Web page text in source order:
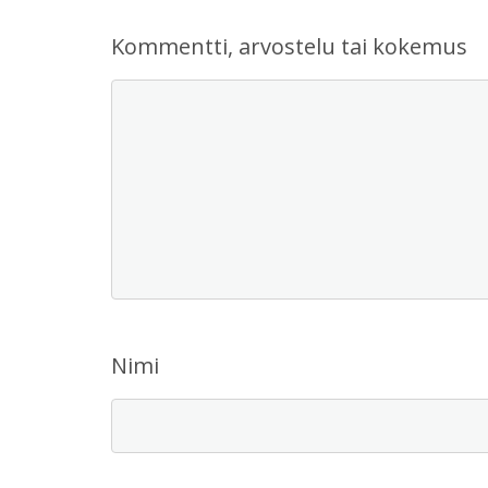
Kommentti, arvostelu tai kokemus
Nimi